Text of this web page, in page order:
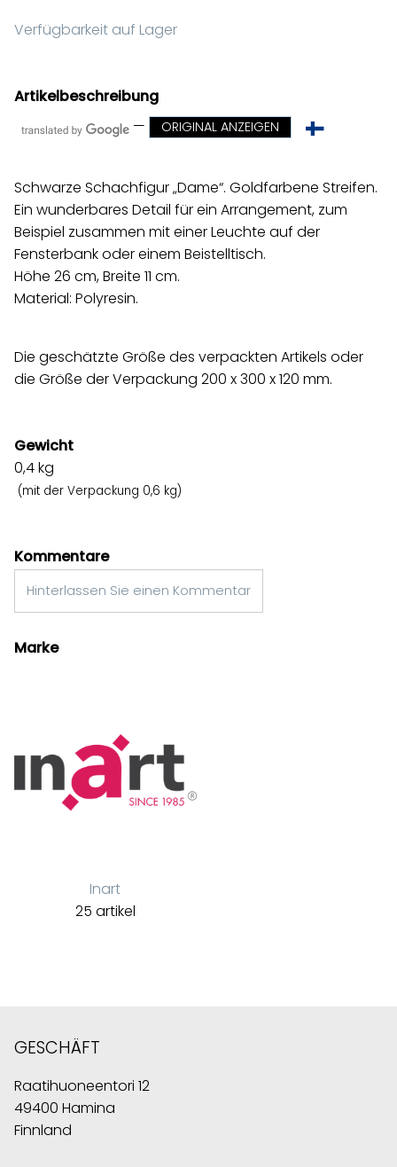
Verfügbarkeit auf Lager
Artikelbeschreibung
—
ORIGINAL ANZEIGEN
Schwarze Schachfigur „Dame“. Goldfarbene Streifen.
Ein wunderbares Detail für ein Arrangement, zum
Beispiel zusammen mit einer Leuchte auf der
Fensterbank oder einem Beistelltisch.
Höhe 26 cm, Breite 11 cm.
Material: Polyresin.
Die geschätzte Größe des verpackten Artikels oder
die Größe der Verpackung 200 x 300 x 120 mm.
Gewicht
0,4kg
(mit der Verpackung 0,6 kg)
Kommentare
Hinterlassen Sie einen Kommentar
Marke
Inart
25 artikel
GESCHÄFT
Raatihuoneentori 12
49400 Hamina
Finnland